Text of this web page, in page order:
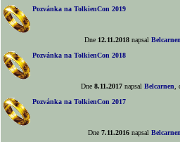
Pozvánka na TolkienCon 2019
Dne 12.11.2018 napsal
Pozvánka na TolkienCon 2018
Dne8.11.2017 napsalBelcarnen
Pozvánka na TolkienCon 2017
Dne7.11.2016 napsal